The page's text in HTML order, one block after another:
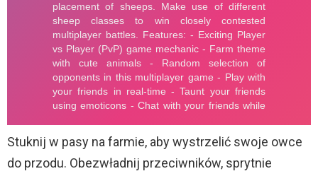
Stuknij w pasy na farmie, aby wystrzelić swoje owce
do przodu. Obezwładnij przeciwników, sprytnie